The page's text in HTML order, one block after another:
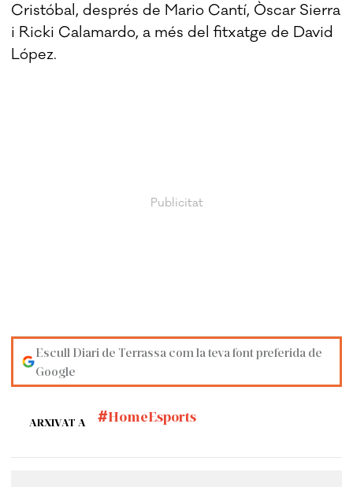
Cristóbal, després de Mario Cantí, Òscar Sierra
i Ricki Calamardo, a més del fitxatge de David
López.
Escull Diari de Terrassa com la teva font preferida de
Google
ARXIVAT A HomeEsports